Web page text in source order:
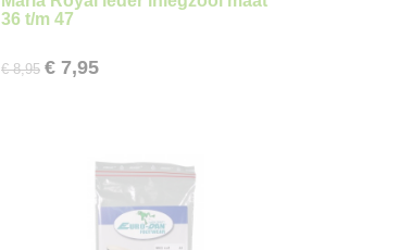
36 t/m 47
€ 8,95 € 7,95